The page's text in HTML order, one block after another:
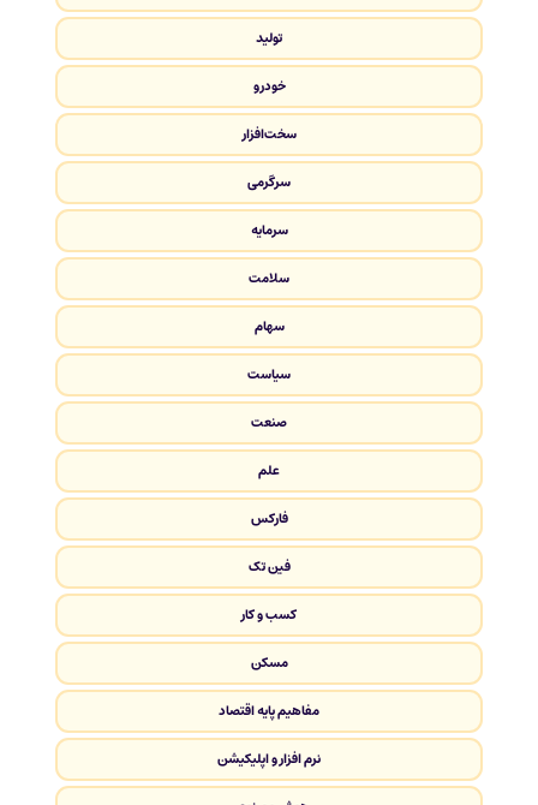
تولید
خودرو
سخت‌افزار
سرگرمی
سرمایه
سلامت
سهام
سیاست
صنعت
علم
فارکس
فین تک
کسب و کار
مسکن
مفاهیم پایه اقتصاد
نرم افزار و اپلیکیشن